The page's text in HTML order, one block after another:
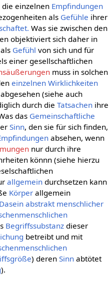
einzelnen Empfindungen
als Gefühle ihrer
Was sie zwischen den
objektiviert sich daher in
Gefühl von sich und für
einer gesellschaftlichen
muss in solchen
einzelnen Wirklichkeiten
(siehe auch
durch die Tatsachenihre
das Gemeinschaftliche
Sinn, den sie für sich finden,
absehen, wenn
nur durch ihre
könnn (siehe hierzu
allgemeindurchsetzen kann
Körperallgemein
Dasein abstrakt menschlicher
Begriffssubstanzdieser
betreibt und mit
) deren Sinnabtötet
).